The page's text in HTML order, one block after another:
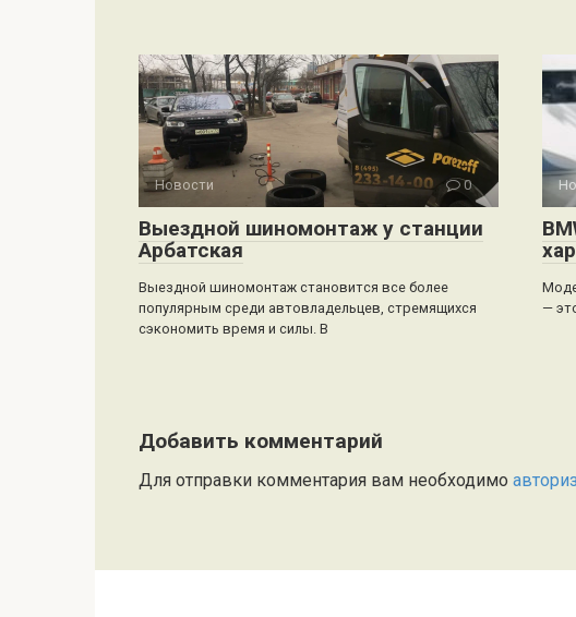
Новости 0
Выездной шиномонтаж у станции
Арбатская
Выездной шиномонтаж становится все более
популярным среди автовладельцев, стремящихся
сэкономить время и силы. В
—
Добавить комментарий
Для отправки комментария вам необходимо